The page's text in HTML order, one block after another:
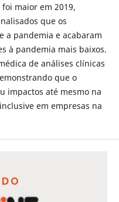
maior em 2019,
que os
a pandemia e acabaram
à pandemia mais baixos.
de análises clínicas
que o
impactos até mesmo na
em empresas na